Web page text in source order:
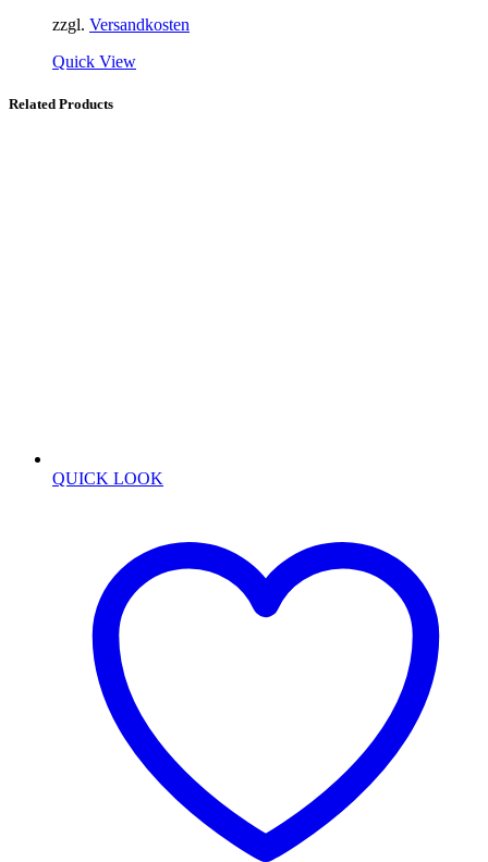
zzgl. Versandkosten
Quick View
Related Products
QUICK LOOK